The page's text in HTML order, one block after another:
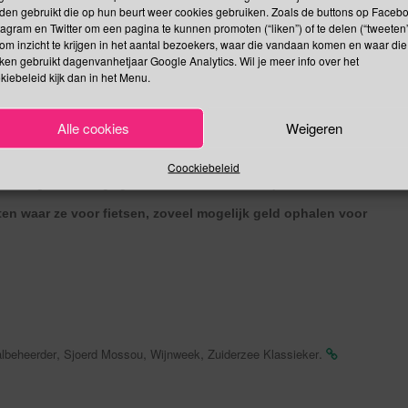
gebruikt die op hun beurt weer cookies gebruiken. Zoals de buttons op
en Twitter om een pagina te kunnen promoten (“liken”) of te delen
inzicht te krijgen in het aantal bezoekers, waar die vandaan komen en waar
gebruikt dagenvanhetjaar Google Analytics. Wil je meer info over het
kijk dan in het Menu.
Alle cookies Weigeren
Coockiebeleid
voor de eerste keer rondleidingen verzorgen in Gebarentaal. Dit
met nog acht andere musea in Amsterdam is het
activiteiten in België, klikhier.
Konijn
bedenk dat het groepsdieren zijn en het beste is om ze met z’n
dan zorg je voor een maatje en een groot hok. Juist daar
en verzorging van tamme en wilde konijnen.
waar ze voor fietsen, zoveel mogelijk geld ophalen voor
, Sjoerd Mossou, Wijnweek, Zuiderzee Klassieker.